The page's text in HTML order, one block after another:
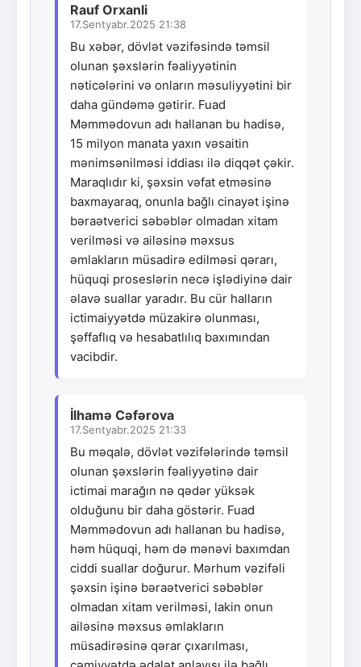
Rauf Orxanli
17.Sentyabr.2025 21:38
Bu xəbər, dövlət vəzifəsində təmsil
olunan şəxslərin fəaliyyətinin
nəticələrini və onların məsuliyyətini bir
daha gündəmə gətirir. Fuad
Məmmədovun adı hallanan bu hadisə,
15 milyon manata yaxın vəsaitin
mənimsənilməsi iddiası ilə diqqət çəkir.
Maraqlıdır ki, şəxsin vəfat etməsinə
baxmayaraq, onunla bağlı cinayət işinə
bəraətverici səbəblər olmadan xitam
verilməsi və ailəsinə məxsus
əmlakların müsadirə edilməsi qərarı,
hüquqi proseslərin necə işlədiyinə dair
əlavə suallar yaradır. Bu cür halların
ictimaiyyətdə müzakirə olunması,
şəffaflıq və hesabatlılıq baxımından
vacibdir.
İlhamə Cəfərova
17.Sentyabr.2025 21:33
Bu məqalə, dövlət vəzifələrində təmsil
olunan şəxslərin fəaliyyətinə dair
ictimai marağın nə qədər yüksək
olduğunu bir daha göstərir. Fuad
Məmmədovun adı hallanan bu hadisə,
həm hüquqi, həm də mənəvi baxımdan
ciddi suallar doğurur. Mərhum vəzifəli
şəxsin işinə bəraətverici səbəblər
olmadan xitam verilməsi, lakin onun
ailəsinə məxsus əmlakların
müsadirəsinə qərar çıxarılması,